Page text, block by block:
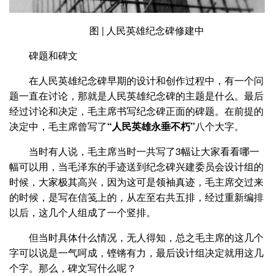
图 | 人民英雄纪念碑修建中
碑题和碑文
在人民英雄纪念碑早期的设计和创作过程中，有一个问
题一直在讨论，那就是人民英雄纪念碑的主题是什么。最后
经过讨论和决定，毛主席书写纪念碑正面的碑题。在前提的
决定中，毛主席曾写了“人民英雄永垂不朽”八个大字。
当时有人说，毛主席当时一共写了3幅让大家看看哪一
幅可以用，当毛泽东的手迹送到纪念碑兴建委员会设计组的
时候，大家极其高兴，因为这可是领袖真迹，毛主席交过来
的时候，是写在信笺上的，从左至右共五排，经过重新编排
以后，这几个人组成了一个竖排。
但当时具体什么情况，无人得知，总之毛主席的这几个
字可以说是一气呵成，铿锵有力，最后设计组决定就用这几
个字。那么，碑文写什么呢？